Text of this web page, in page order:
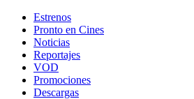
Estrenos
Pronto en Cines
Noticias
Reportajes
VOD
Promociones
Descargas